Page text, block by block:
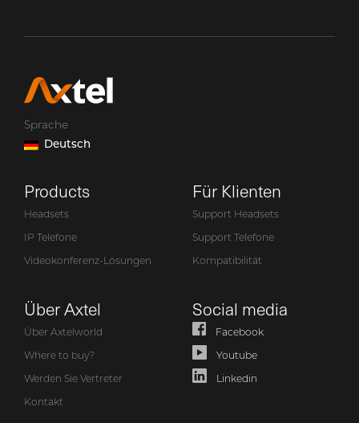
Sprache
Deutsch
Products
Headsets
IP Telefone
Videokonferenz-Lösungen
Für Klienten
Support Headsets
Support Telefone
Kompatibilität
Über Axtel
Über Axtelworld
Where to buy?
Werden Sie Vertreter
Kontakt
Social media
Facebook
Youtube
Linkedin